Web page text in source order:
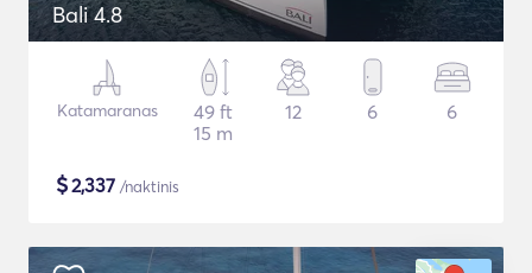
Bali 4.8
Katamaranas
49 ft
15 m
12 6 6
$2,337 /naktinis